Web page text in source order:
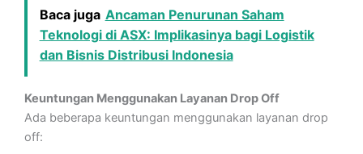
Baca juga Ancaman Penurunan Saham
Teknologi di ASX: Implikasinya bagi Logistik
dan Bisnis Distribusi Indonesia
Keuntungan Menggunakan Layanan Drop Off
Ada beberapa keuntungan menggunakan layanan drop
off: